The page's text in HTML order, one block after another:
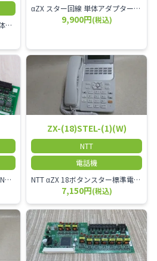
αZX 単体電話機ユニット 単体電話機、複合機、ドアホン等、 2台分収容可能にするユニット
αZX スター回線 単体アダプター 受付電話機、ドアホン、FAX等を1台収容できる装置です。
9,900円(税込)
αZX 2回線ISDNユニット ISDN回線を2本収容可能です。
ZX-(18)STEL-(1)(W)
NTT
電話機
NTT αZX 18ボタンスター標準電話機(白)
7,150円(税込)